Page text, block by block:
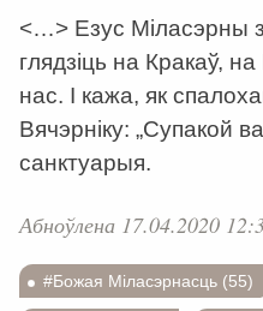
<…> Езус Міласэрны
глядзіць на Кракаў,
нас. І кажа, як
Вячэрніку: „Супакой
санктуарыя.
Абноўлена 17.04.2020
#Божая Міласэрнасць (55)